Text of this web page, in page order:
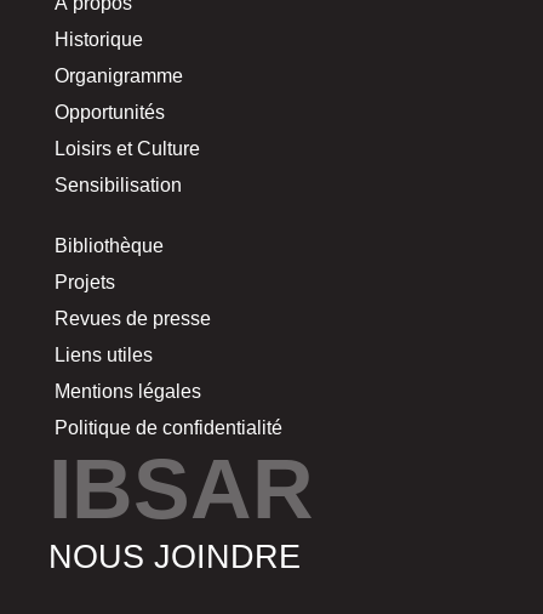
Historique
Organigramme
Opportunités
Loisirs et Culture
Sensibilisation
Bibliothèque
Projets
Revues de presse
Liens utiles
Mentions légales
Politique de confidentialité
IBSAR
NOUS JOINDRE